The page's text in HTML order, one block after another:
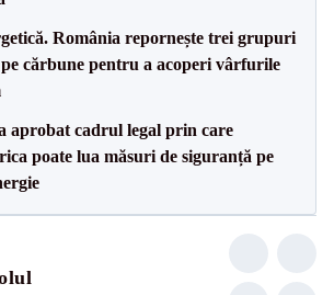
România repornește trei grupuri
pe cărbune pentru a acoperi vârfurile
aprobat cadrul legal prin care
poate lua măsuri de siguranță pe